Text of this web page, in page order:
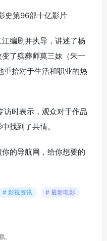
江编剧并执导，讲述了杨
了殡葬师莫三妹（朱一
重拾对于生活和职业的热
访时表示，观众对于作品
找到了共情。
你的导航网，给你想要的
# 影视资讯
# 最新电影
。